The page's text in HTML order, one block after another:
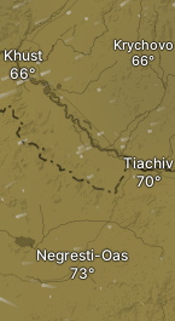
Negresti-Oas
Tiachiv
Krychovo
Khust